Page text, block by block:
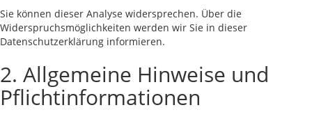
Sie können dieser Analyse widersprechen. Über die
Widerspruchsmöglichkeiten werden wir Sie in dieser
Datenschutzerklärung informieren.
2. Allgemeine Hinweise und
Pflichtinformationen